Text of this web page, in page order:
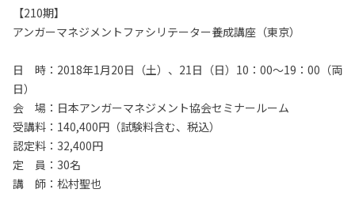
【210期】
アンガーマネジメントファシリテーター養成講座（東京）
日 時：2018年1月20日（土）、21日（日）10：00～19：00（両
日）
会 場：日本アンガーマネジメント協会セミナールーム
受講料：140,400円（試験料含む、税込）
認定料：32,400円
定 員：30名
講 師：松村聖也